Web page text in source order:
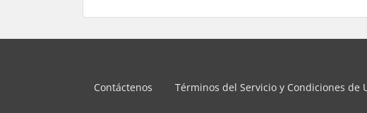
Contáctenos Términos del Servicio y Condiciones de